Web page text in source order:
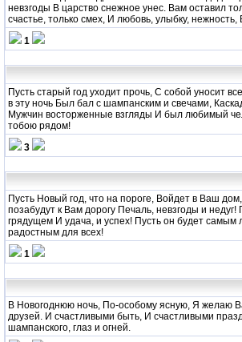
невзгоды В царство снежное унес. Вам оставил
счастье, только смех, И любовь, улыбку,
1
Пусть старый год уходит прочь, С собой уносит
в эту ночь Был бал с шампанским и свечами,
Мужчин восторженные взгляды И был любимый
тобою рядом!
3
Пусть Новый год, что на пороге, Войдет в Ваш
позабудут к Вам дорогу Печаль, невзгоды и недуг!
грядущем И удача, и успех! Пусть он будет
радостным для всех!
1
В Hовогоднюю ночь, По-особому ясную, Я желаю
друзей. И счастливыми быть, И счастливыми
шампанского, глаз и огней.